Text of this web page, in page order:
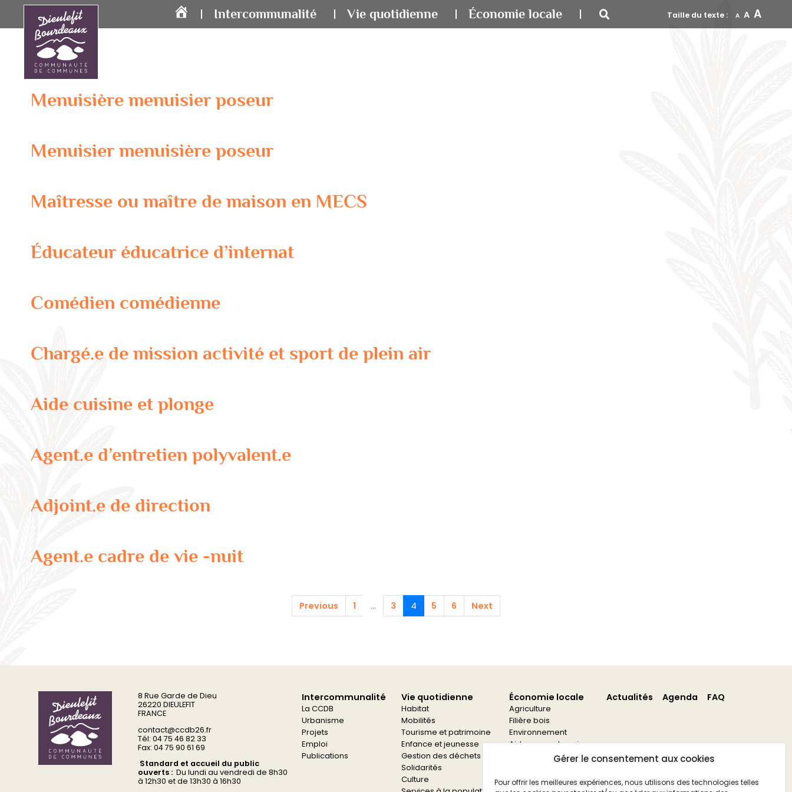
Gérer le consentement aux cookies
Pour offrir les meilleures expériences, nous utilisons des technologies telles
Accueil Intercommunalité Vie quotidienne Économie locale Taille du texte : A A A
Menuisière menuisier poseur
Menuisier menuisière poseur
Maîtresse ou maître de maison en MECS
Éducateur éducatrice d’internat
Comédien comédienne
Chargé.e de mission activité et sport de plein air
Aide cuisine et plonge
Agent.e d’entretien polyvalent.e
Adjoint.e de direction
Agent.e cadre de vie -nuit
Previous 1 ... 3 4 5 6 Next
8 Rue Garde de Dieu
26220 DIEULEFIT
FRANCE
contact@ccdb26.fr
Tél: 04 75 46 82 33
Fax: 04 75 90 61 69
Standard et accueil du public
ouverts :Du lundi au vendredi de 8h30
à 12h30 et de 13h30 à 16h30
Intercommunalité
La CCDB
Urbanisme
Projets
Emploi
Publications
Vie quotidienne
Habitat
Mobilités
Tourisme et patrimoine
Enfance et jeunesse
Gestion des déchets
Solidarités
Culture
Économie locale
Agriculture
Filière bois
Environnement
Aides aux entreprises
Aides aux associations
Actualités Agenda FAQ